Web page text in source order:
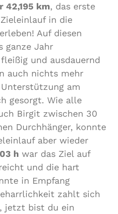
42,195 km, das erste
in die
Auf diesen
ganze Jahr
und ausdauernd
auch nichts mehr
am
gesorgt. Wie alle
Birgit zwischen 30
Durchhänger, konnte
aber wieder
h war das Ziel auf
und die hart
in Empfang
zahlt sich
jetzt bist du ein